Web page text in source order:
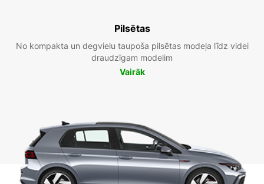
Pilsētas
No kompakta un degvielu taupoša pilsētas modeļa līdz videi
draudzīgam modelim
Vairāk